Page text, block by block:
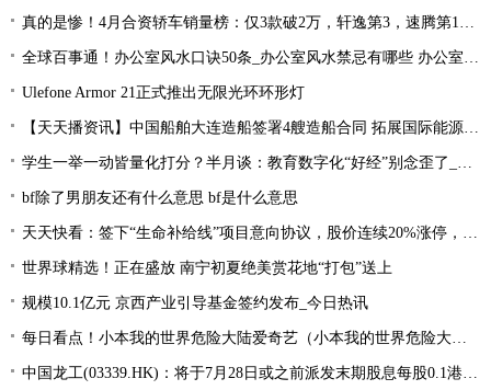
真的是惨！4月合资轿车销量榜：仅3款破2万，轩逸第3，速腾第16！
全球百事通！办公室风水口诀50条_办公室风水禁忌有哪些 办公室风水禁忌大全
Ulefone Armor 21正式推出无限光环环形灯
【天天播资讯】中国船舶大连造船签署4艘造船合同 拓展国际能源运输领域合作
学生一举一动皆量化打分？半月谈：教育数字化“好经”别念歪了_环球今亮点
bf除了男朋友还有什么意思 bf是什么意思
天天快看：签下“生命补给线”项目意向协议，股价连续20%涨停，这家公司获机构扎堆关注
世界球精选！正在盛放 南宁初夏绝美赏花地“打包”送上
规模10.1亿元 京西产业引导基金签约发布_今日热讯
每日看点！小本我的世界危险大陆爱奇艺（小本我的世界危险大陆）
中国龙工(03339.HK)：将于7月28日或之前派发末期股息每股0.1港元-世界微资讯